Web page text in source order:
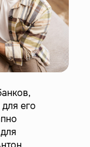
его